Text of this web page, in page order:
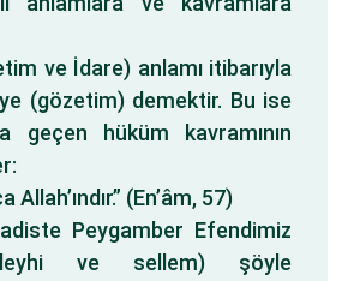
ve İdare) anlamı itibarıyla
(gözetim) demektir. Bu ise
geçen hüküm kavramının
Allah’ındır.” (En’âm, 57)
Peygamber Efendimiz
ve sellem) şöyle